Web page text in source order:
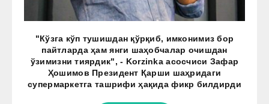
"Кўзга кўп тушишдан қўрқиб, имконимиз бор
пайтларда ҳам янги шаҳобчалар очишдан
ўзимизни тиярдик", - Korzinka асосчиси Зафар
Ҳошимов Президент Қарши шаҳридаги
супермаркетга ташрифи ҳақида фикр билдирди